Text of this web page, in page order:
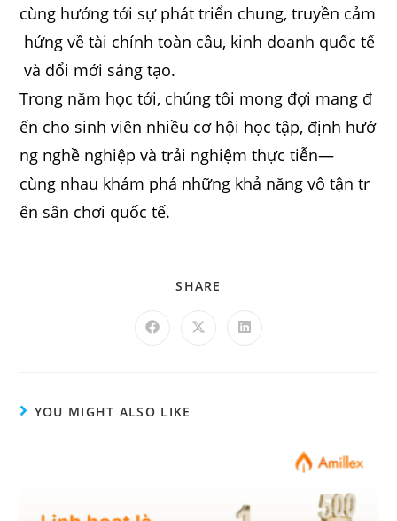
cùng hướng tới sự phát triển chung, truyền cảm
hứng về tài chính toàn cầu, kinh doanh quốc tế
và đổi mới sáng tạo.
Trong năm học tới, chúng tôi mong đợi mang đ
ến cho sinh viên nhiều cơ hội học tập, định hướ
ng nghề nghiệp và trải nghiệm thực tiễn—
cùng nhau khám phá những khả năng vô tận tr
ên sân chơi quốc tế.
SHARE
YOU MIGHT ALSO LIKE